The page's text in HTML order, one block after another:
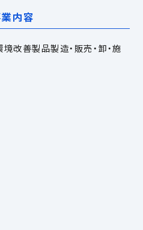
内容
善製品製造・販売・卸・施